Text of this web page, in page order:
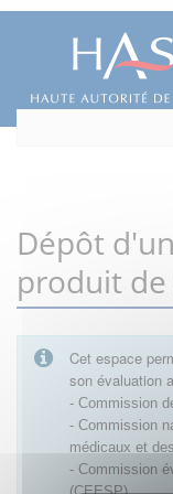
Dépôt
produit de
Cet espace
son évaluation
- Commission
- Commission
médicaux et
- Commission